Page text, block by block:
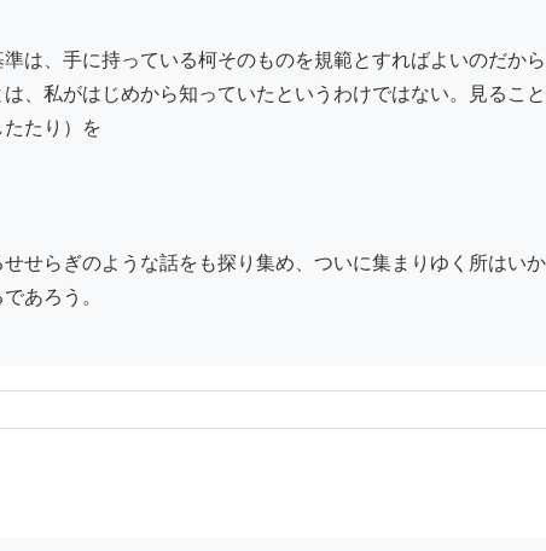
は、手に持っている柯そのものを規範とすればよいのだか
、私がはじめから知っていたというわけではない。見るこ
たり）を
せらぎのような話をも探り集め、ついに集まりゆく所は
あろう。